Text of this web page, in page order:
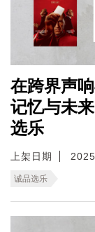
在跨界声
记忆与未
选乐
上架日期
诚品选乐